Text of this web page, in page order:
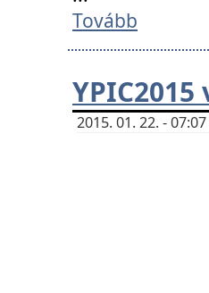
Tovább
YPIC2015
2015. 01. 22. -